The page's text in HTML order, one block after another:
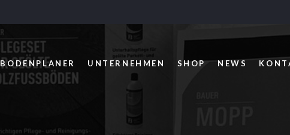
BODENPLANER UNTERNEHMEN SHOP NEWS